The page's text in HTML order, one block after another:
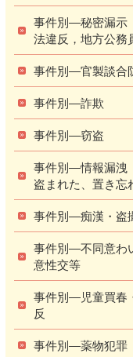
事件別―秘密漏示
法違反，地方公務
事件別―官製談合
事件別―詐欺
事件別―窃盗
事件別―情報漏洩
盗まれた、置き忘
事件別―痴漢・盗
事件別―不同意わ
意性交等
事件別―児童買春
反
事件別―薬物犯罪